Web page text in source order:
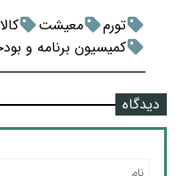
تورم معیشت
کمیسیون برنامه و
دیدگاه